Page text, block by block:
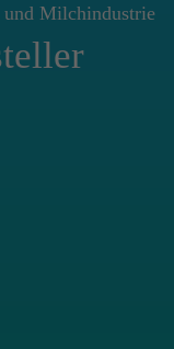
und Milchindustrie